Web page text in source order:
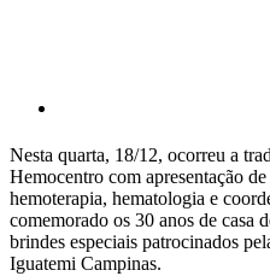
Nesta quarta, 18/12, ocorreu a
Hemocentro com apresentação
hemoterapia, hematologia e
comemorado os 30 anos de casa
brindes especiais patrocinados
Iguatemi Campinas.